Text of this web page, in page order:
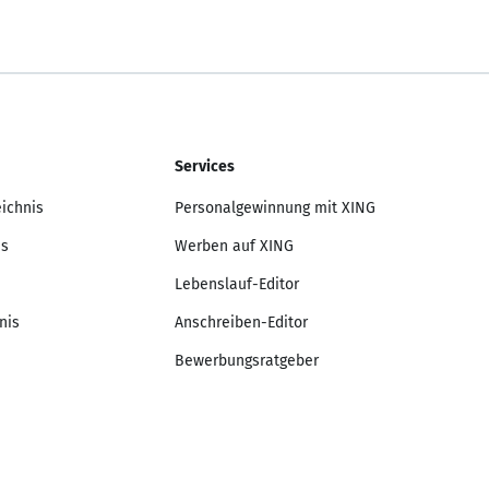
Services
Personalgewinnung mit XING
Werben auf XING
Lebenslauf-Editor
Anschreiben-Editor
Bewerbungsratgeber